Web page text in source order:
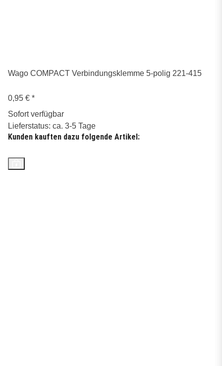
Wago COMPACT Verbindungsklemme 5-polig 221-415
0,95 € *
Sofort verfügbar
Lieferstatus: ca. 3-5 Tage
Kunden kauften dazu folgende Artikel: